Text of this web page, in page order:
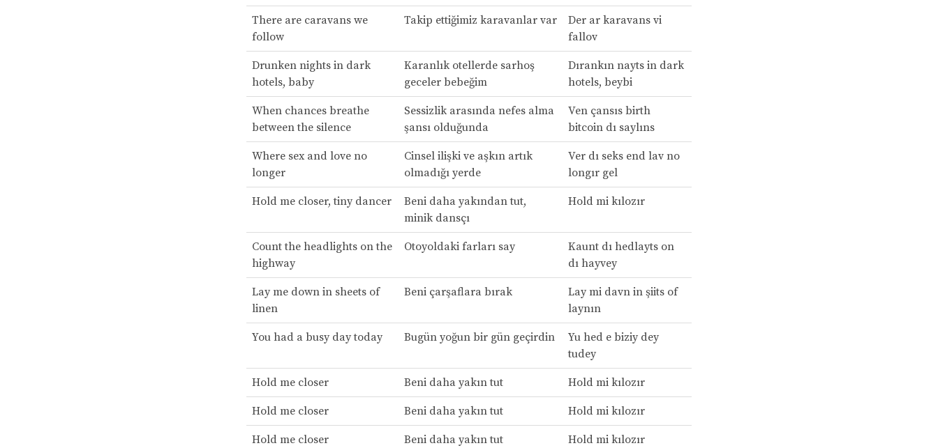
There are caravans we
follow
Takip ettiğimiz karavanlar var
Der ar karavans vi
fallov
Drunken nights in dark
hotels, baby
Karanlık otellerde sarhoş
geceler bebeğim
Dırankın nayts in dark
hotels, beybi
When chances breathe
between the silence
Sessizlik arasında nefes alma
şansı olduğunda
Ven çansıs birth
bitcoin dı saylıns
Where sex and love no
longer
Cinsel ilişki ve aşkın artık
olmadığı yerde
Ver dı seks end lav no
longır gel
Hold me closer, tiny dancer
Beni daha yakından tut,
minik dansçı
Hold mi kılozır
Count the headlights on the
highway
Otoyoldaki farları say
Kaunt dı hedlayts on
dı hayvey
Lay me down in sheets of
linen
Beni çarşaflara bırak
Lay mi davn in şiits of
laynın
You had a busy day today Bugün yoğun bir gün geçirdin
Yu hed e biziy dey
tudey
Hold me closer Beni daha yakın tut Hold mi kılozır
Hold me closer Beni daha yakın tut Hold mi kılozır
Hold me closer Beni daha yakın tut Hold mi kılozır